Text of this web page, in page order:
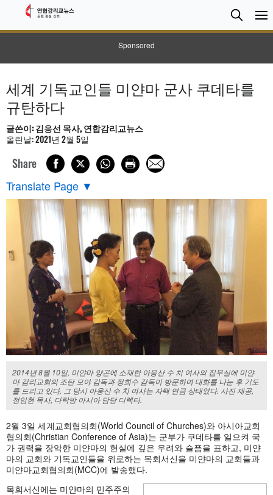
Sponsored
검
색
Search
세계 기독교인들 미얀마 군사 쿠데타를
규탄하다
글쓴이: 김응선 목사, 연합감리교뉴스
올린날: 2021년 2월 5일
Share
Translate Page ▼
2014년 8월 10일, 미얀마 양곤에 소재한 아웅산 수 치 여사의 집무실에 미얀
마 감리교회의 조탄 모야 감독과 정희수 감독이 방문하여 대화를 나눈 후 기도
를 드리고 있다. 그 당시 아웅산 수 치 여사는 자택 연금 상태였다. 사진 제공,
정임현 목사, 다락방 아시아 담당 디렉터.
2월 3일 세계교회협의회(World Council of Churches)와 아시아교회
협의회(Christian Conference of Asia)는 군부가 쿠데타를 일으켜 국
가 권력을 장악한 미얀마의 현실에 깊은 우려와 슬픔을 표하고, 미얀
마의 교회와 기독교인들을 위로하는 목회서신을 미얀마의 교회들과
미얀마교회협의회(MCC)에 발송했다.
목회서신에는 미얀마의 민주주의